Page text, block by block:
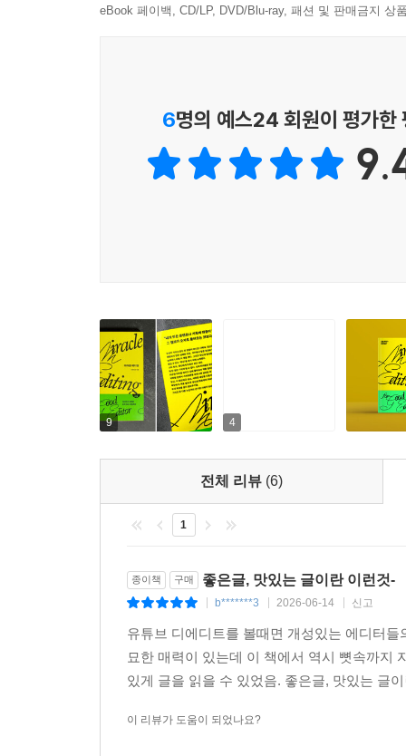
바뀌면 미련 없이 다음으로 이동했다. 콘텐츠 하
따라간다. 인스타그램 운영법, 유튜브 전략, 뉴
균형, 불안을 동력으로 삼는 법처럼 보다 본질
회의와 대화를 엿보는 듯한 재미를 더한다.
eBook 페이백, CD/LP, DVD/Blu-ray, 패션 및 판매금지 상
6명의 예스24 회원이 평가한
9 4
전체 리뷰 (6)
1
종이책 구매 좋은글, 맛있는 글이란 이런것-
b*******3 2026-06-14 신고
유튜브 디에디트를 볼때면 개성있는 에디터
묘한 매력이 있는데 이 책에서 역시 뼛속까지
있게 글을 읽을 수 있었음. 좋은글, 맛있는 글
이 리뷰가 도움이 되었나요?